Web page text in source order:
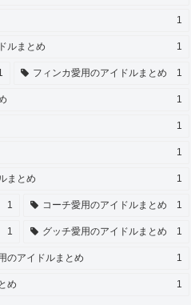
1
ルまとめ 1
フィンカ愛用のアイドルまとめ 1
1
1
1
まとめ 1
1 コーチ愛用のアイドルまとめ 1
1 グッチ愛用のアイドルまとめ 1
のアイドルまとめ 1
め 1